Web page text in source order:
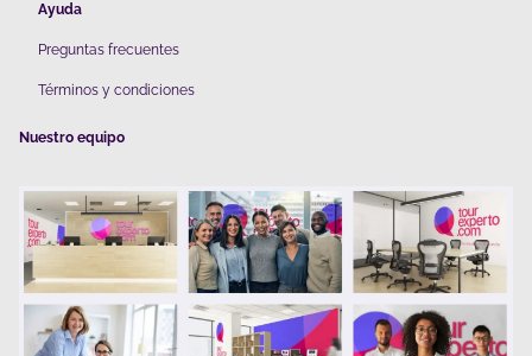
Ayuda
Preguntas frecuentes
Términos y condiciones
Nuestro equipo